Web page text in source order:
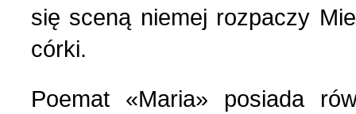
się sceną niemej rozpaczy
córki.
Poemat «Maria» posiada